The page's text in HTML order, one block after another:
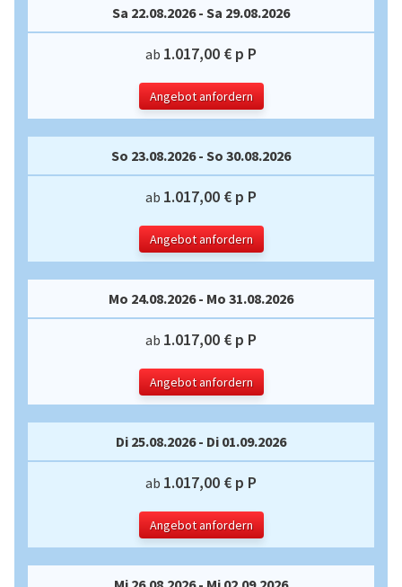
Sa 22.08.2026 - Sa 29.08.2026
ab 1.017,00 € p P
Angebot anfordern
So 23.08.2026 - So 30.08.2026
ab 1.017,00 € p P
Angebot anfordern
Mo 24.08.2026 - Mo 31.08.2026
ab 1.017,00 € p P
Angebot anfordern
Di 25.08.2026 - Di 01.09.2026
ab 1.017,00 € p P
Angebot anfordern